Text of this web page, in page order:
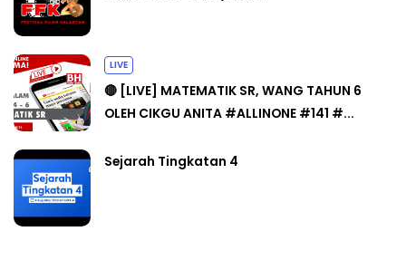
LIVE
🔴 [LIVE] MATEMATIK SR, WANG TAHUN 6
OLEH CIKGU ANITA #ALLINONE #141 #...
Sejarah Tingkatan 4